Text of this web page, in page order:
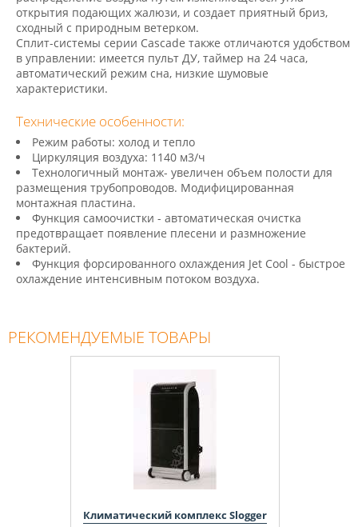
открытия подающих жалюзи, и создает приятный бриз,
сходный с природным ветерком.
Сплит-системы серии Cascade также отличаются удобством
в управлении: имеется пульт ДУ, таймер на 24 часа,
автоматический pежим сна, низкие шумовые
характеристики.
Технические особенности:
Режим работы: холод и тепло
Циркуляция воздуха: 1140 м3/ч
Технологичный монтаж- увеличен объем полости для
размещения трубопроводов. Модифицированная
монтажная пластина.
Функция самоочистки - автоматическая очистка
предотвращает появление плесени и размножение
бактерий.
Функция форсированного охлаждения Jet Cool - быстрое
охлаждение интенсивным потоком воздуха.
РЕКОМЕНДУЕМЫЕ ТОВАРЫ
Климатический комплекс Slogger